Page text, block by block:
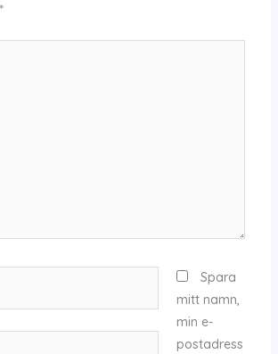
*
Spara
mitt namn,
min e-
postadress